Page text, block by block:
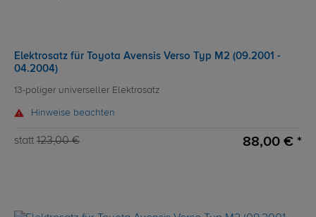
Elektrosatz für Toyota Avensis Verso Typ M2 (09.2001 -
04.2004)
13-poliger universeller Elektrosatz
Hinweise beachten
statt 123,00 € 88,00 € *